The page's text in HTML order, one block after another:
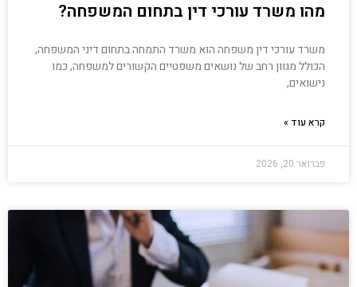
מהו משרד עורכי דין בתחום המשפחה?
משרד עורכי דין משפחה הוא משרד התמחה בתחום דיני המשפחה,
הכולל מגוון רחב של נושאים משפטיים הקשורים למשפחה, כמו
נישואים,
קרא עוד »
פברואר 20, 2026